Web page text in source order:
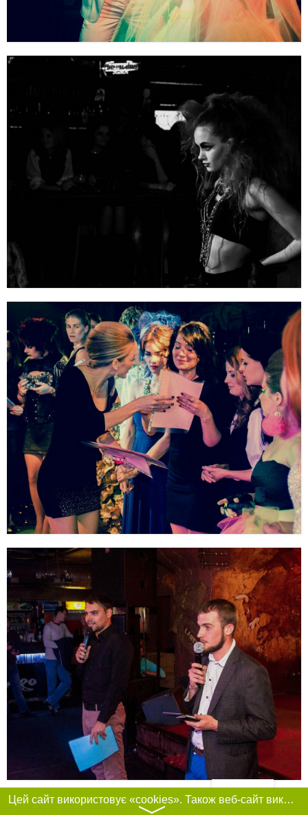
Фільтри
Цей сайт використовує «cookies». Також веб-сайт використовує інтернет-сервіс для збору технічних даних стосовно відвідувачів з метою отримання маркетингової та статистичної інформації. Умови обробки даних відвідувачів сайту див.
〉